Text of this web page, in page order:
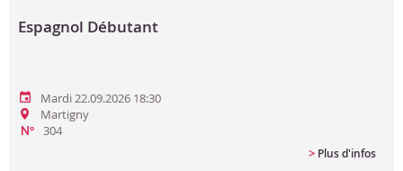
Espagnol Débutant
Mardi 22.09.2026 18:30
Martigny
N°
304
> Plus d'infos